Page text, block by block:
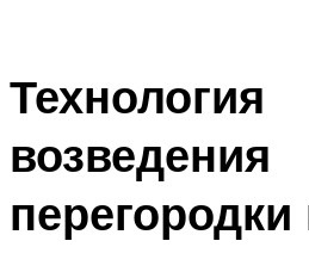
Технология
возведения